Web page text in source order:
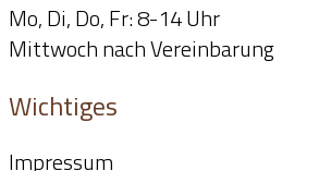
Mo, Di, Do, Fr: 8-14 Uhr
Mittwoch nach Vereinbarung
Wichtiges
Impressum